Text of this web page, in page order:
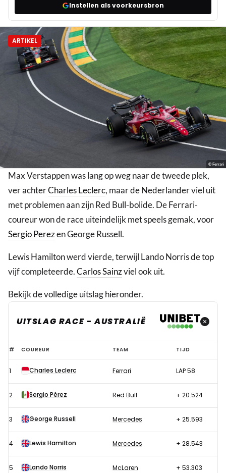
Instellen als voorkeursbron
ARTIKEL
© Ferrari
Max Verstappen was lang op weg naar de tweede plek,
ver achterCharles Leclerc, maar de Nederlander viel uit
met problemen aan zijn Red Bull-bolide. De Ferrari-
coureur won de race uiteindelijk met speels gemak, voor
Sergio Perezen George Russell.
Lewis Hamilton werd vierde, terwijl Lando Norris de top
vijf completeerde.Carlos Sainzviel ook uit.
Bekijk de volledige uitslag hieronder.
UITSLAG RACE - AUSTRALIË
Uitslag
race
Formule
1
Australië
2022
# COUREUR TEAM TIJD
1 Charles Leclerc Ferrari LAP 58
2 Sergio Pérez Red Bull + 20.524
3 George Russell Mercedes + 25.593
4 Lewis Hamilton Mercedes + 28.543
5 Lando Norris McLaren + 53.303